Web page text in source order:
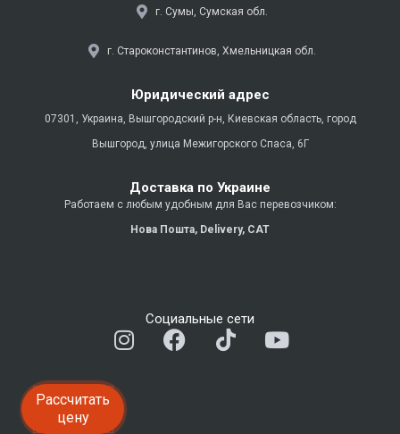
г. Сумы, Сумская обл.
г. Староконстантинов, Хмельницкая обл.
Юридический адрес
07301, Украина, Вышгородский р-н, Киевская область, город
Вышгород, улица Межигорского Спаса, 6Г
Доставка по Украине
Работаем с любым удобным для Вас перевозчиком:
Нова Пошта, Delivery, CAT
Социальные сети
I
n
t
a
F
a
T
i
Y
o
Рассчитать
цену